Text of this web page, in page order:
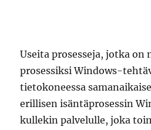
Useita prosesseja, jotka
prosessiksi Windows-
tietokoneessa
erillisen isäntäprosessin
kullekin palvelulle, joka